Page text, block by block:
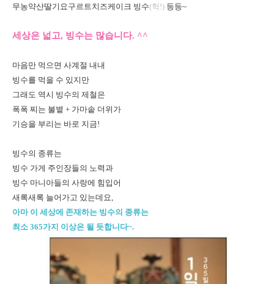
무농약산딸기요구르트치즈케이크 빙수(헉!) 등등~
세상은 넓고, 빙수는 많습니다. ^^
마음만 먹으면 사계절 내내
빙수를 먹을 수 있지만
그래도 역시 빙수의 제철은
폭폭 찌는 불볕 + 가마솥 더위가
기승을 부리는 바로 지금!
빙수의 종류는
빙수 가게 주인장들의 노력과
빙수 마니아들의 사랑에 힘입어
새록새록 늘어가고 있는데요,
아마 이 세상에 존재하는 빙수의 종류는
최소 365가지 이상은 될 듯합니다~.